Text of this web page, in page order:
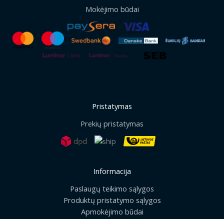
Mokėjimo būdai
Pristatymas
Prekių pristatymas
Informacija
Paslaugų teikimo sąlygos
Produktų pristatymo sąlygos
Apmokėjimo būdai